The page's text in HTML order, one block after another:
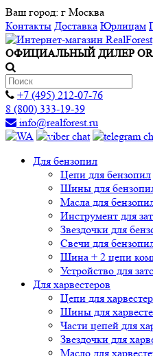
Ваш город: г Москва
Контакты Доставка Юрлицам
ОФИЦИАЛЬНЫЙ ДИЛЕР
+7 (495) 212-07-76
8 (800) 333-19-39
info@realforest.ru
Для бензопил
Цепи для бензопил
Шины для
Масла для
Инструмент для
Звездочки для
Свечи для
Шина + 2 цепи
Устройство для
Для харвестеров
Цепи для
Шины для
Части цепей для
Звездочки для
Масло для